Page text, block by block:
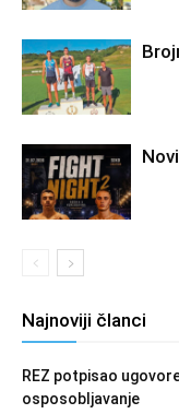
Najnoviji članci
REZ potpisao
osposobljavanje